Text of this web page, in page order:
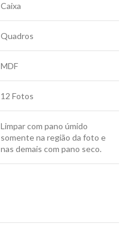
Caixa
Quadros
MDF
12 Fotos
Limpar com pano úmido
somente na região da foto e
nas demais com pano seco.